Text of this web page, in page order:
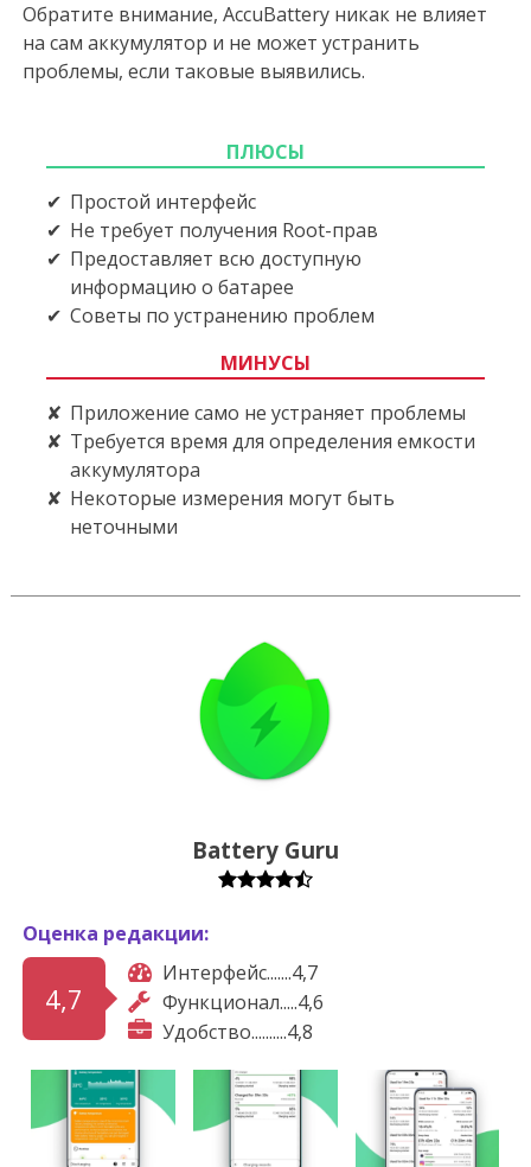
Обратите внимание, Accu​Battery никак не влияет
на сам аккумулятор и не может устранить
проблемы, если таковые выявились.
ПЛЮСЫ
Простой интерфейс
Не требует получения Root-прав
Предоставляет всю доступную
информацию о батарее
Советы по устранению проблем
МИНУСЫ
Приложение само не устраняет проблемы
Требуется время для определения емкости
аккумулятора
Некоторые измерения могут быть
неточными
Battery Guru
Оценка редакции:
4,7
Интерфейс.......4,7
Функционал.....4,6
Удобство..........4,8